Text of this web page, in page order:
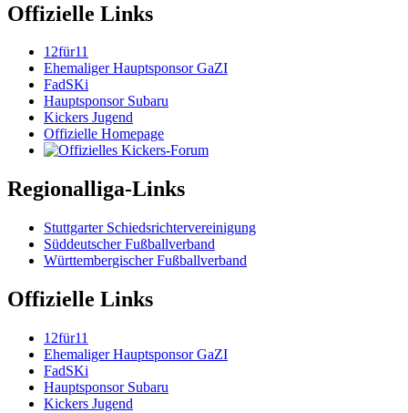
Offizielle Links
12für11
Ehemaliger Hauptsponsor GaZI
FadSKi
Hauptsponsor Subaru
Kickers Jugend
Offizielle Homepage
Regionalliga-Links
Stuttgarter Schiedsrichtervereinigung
Süddeutscher Fußballverband
Württembergischer Fußballverband
Offizielle Links
12für11
Ehemaliger Hauptsponsor GaZI
FadSKi
Hauptsponsor Subaru
Kickers Jugend